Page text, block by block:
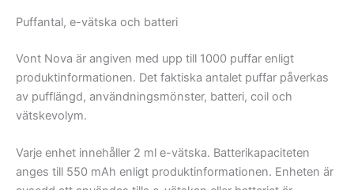
Puffantal, e-vätska och batteri
Vont Nova är angiven med upp till 1000 puffar enligt
produktinformationen. Det faktiska antalet puffar påverkas
av pufflängd, användningsmönster, batteri, coil och
vätskevolym.
Varje enhet innehåller 2 ml e-vätska. Batterikapaciteten
anges till 550 mAh enligt produktinformationen. Enheten är